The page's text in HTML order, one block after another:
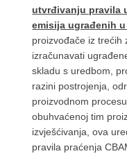
utvrđivanju pravila
emisija ugrađenih
proizvođače iz trećih
izračunavati
skladu s uredbom,
razini postrojenja,
proizvodnom
obuhvaćenoj tim
izvješćivanja, ova
pravila praćenja